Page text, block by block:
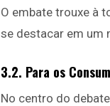
O embate trouxe à
se destacar em um
3.2. Para os
No centro do